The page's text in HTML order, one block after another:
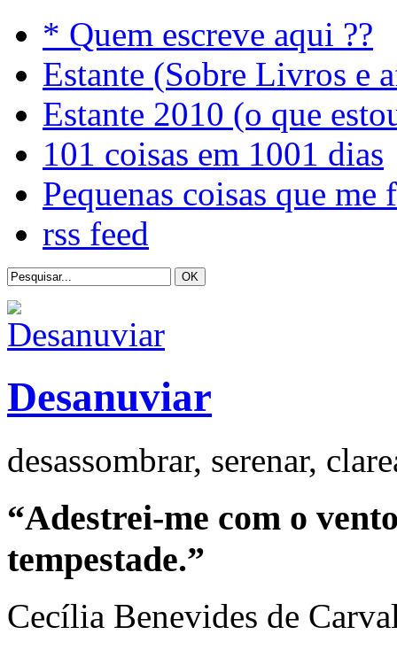
* Quem escreve aqui ??
Estante (Sobre Livros e
Estante 2010 (o que
101 coisas em 1001 dias
Pequenas coisas que me
rss feed
Desanuviar
desassombrar, serenar,
“Adestrei-me com o
tempestade.”
Cecília Benevides de